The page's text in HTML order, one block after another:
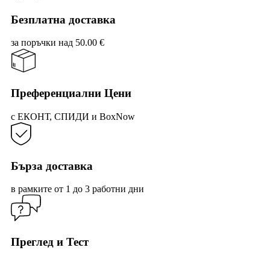
Безплатна доставка
за поръчки над 50.00 €
Преференциални Цени
с ЕКОНТ, СПИДИ и BoxNow
Бърза доставка
в рамките от 1 до 3 работни дни
Преглед и Тест